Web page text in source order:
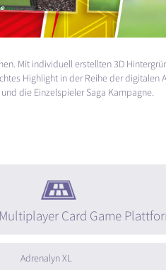
Mit individuell erstellten 3D
Highlight in der Reihe der digitalen
die Einzelspieler Saga Kampagne.
Card Game
Adrenalyn XL